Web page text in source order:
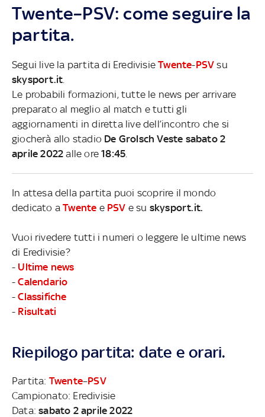
Twente–PSV: come seguire la
partita.
Segui live la partita di EredivisieTwente-PSV su
skysport.it
Le probabili formazioni, tutte le news per arrivare
preparato al meglio al match e tutti gli
aggiornamenti in diretta live dell’incontro che si
giocherà allo stadio De Grolsch Veste sabato 2
aprile 2022 alle ore18:45
In attesa della partita puoi scoprire il mondo
dedicato aTwente e PSV e su skysport.it.
Vuoi rivedere tutti i numeri o leggere le ultime news
di Eredivisie?
- Ultime news
-Calendario
-Classifiche
- Risultati
Riepilogo partita: date e orari.
Partita: Twente–PSV
Campionato: Eredivisie
Data:sabato 2 aprile 2022